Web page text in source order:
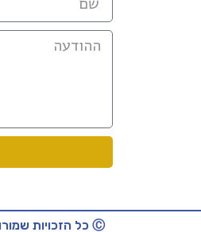
Ⓒ כל הזכויות שמורות לסימה חבה 2022. | תקנון